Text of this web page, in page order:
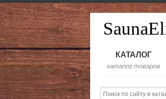
КАТАЛОГ
каталог товаров